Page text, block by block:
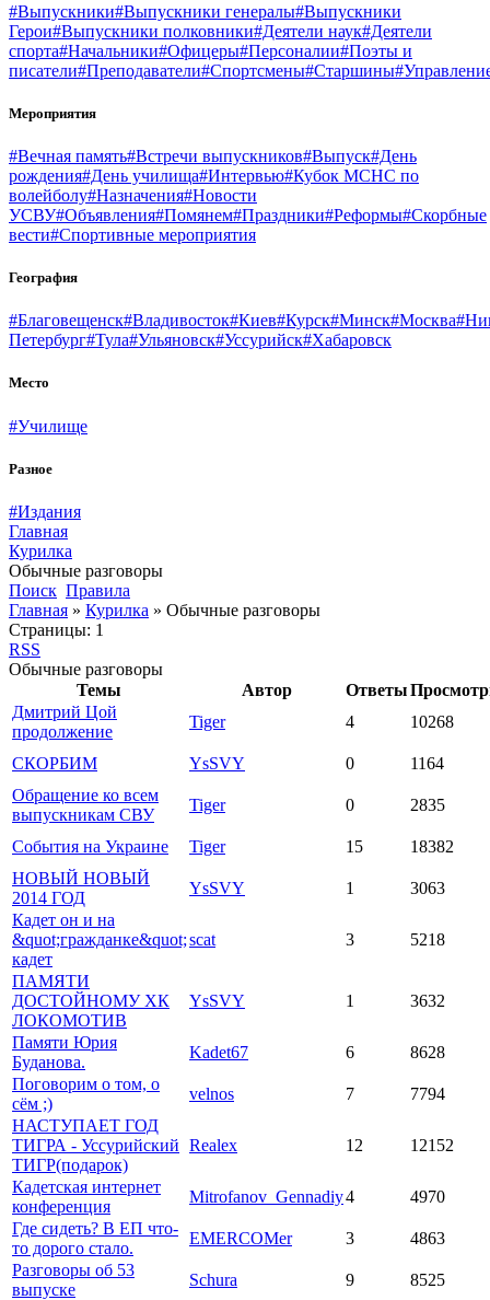
#Выпускники#Выпускники генералы#Выпускники
Герои#Выпускники полковники#Деятели наук#Деятели
спорта#Начальники#Офицеры#Персоналии#Поэты и
писатели#Преподаватели#Спортсмены#Старшины
Мероприятия
#Вечная память#Встречи выпускников#Выпуск#День
рождения#День училища#Интервью#Кубок МСНС по
волейболу#Назначения#Новости
УСВУ#Объявления#Помянем#Праздники#Реформы#Скорбные
вести#Спортивные мероприятия
География
#Благовещенск#Владивосток#Киев#Курск#Минск#Москва
Петербург#Тула#Ульяновск#Уссурийск#Хабаровск
Место
#Училище
Разное
#Издания
Главная
Курилка
Обычные разговоры
Поиск Правила
Главная » Курилка » Обычные разговоры
Страницы: 1
RSS
Обычные разговоры
Темы
Автор Ответы
Дмитрий Цой
продолжение
Tiger 4 10268
СКОРБИМ YsSVY 0
1164
Обращение ко всем
выпускникам СВУ
Tiger 0 2835
События на Украине Tiger 15
18382
НОВЫЙ НОВЫЙ
2014 ГОД
YsSVY 1
3063
Кадет он и на
&quot;гражданке&quot;
кадет
scat 3 5218
ПАМЯТИ
ДОСТОЙНОМУ ХК
ЛОКОМОТИВ
YsSVY 1 3632
Памяти Юрия
Буданова.
Kadet67 6
8628
Поговорим о том, о
сём ;)
velnos 7
7794
НАСТУПАЕТ ГОД
ТИГРА - Уссурийский
ТИГР(подарок)
Realex 12 12152
Кадетская интернет
конференция
Mitrofanov_Gennadiy4
4970
Где сидеть? В ЕП что-
то дорого стало.
EMERCOMer 3
4863
Разговоры об 53
выпуске
Schura 9
8525